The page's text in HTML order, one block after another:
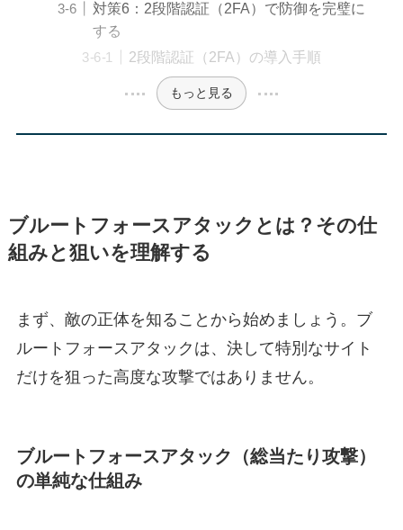
対策6：2段階認証（2FA）で防御を完璧に
する
2段階認証（2FA）の導入手順
もっと見る
ブルートフォースアタックとは？その仕
組みと狙いを理解する
まず、敵の正体を知ることから始めましょう。ブ
ルートフォースアタックは、決して特別なサイト
だけを狙った高度な攻撃ではありません。
ブルートフォースアタック（総当たり攻撃）
の単純な仕組み